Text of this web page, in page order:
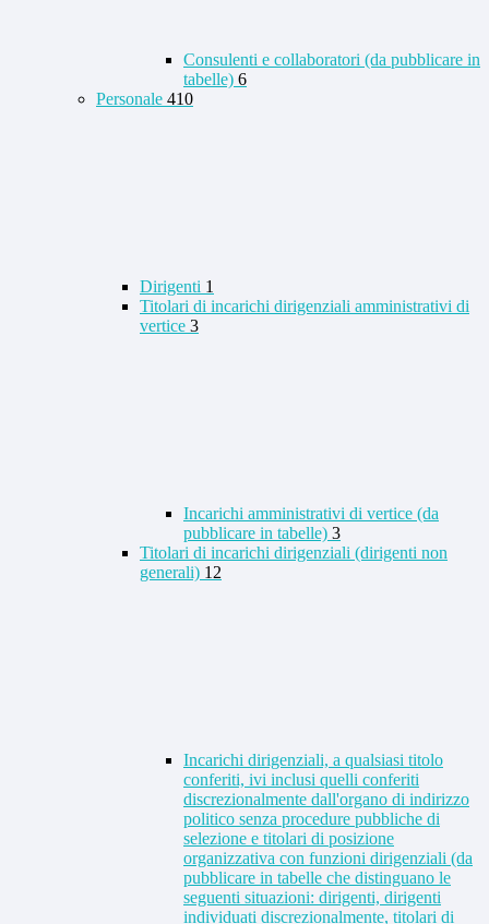
Consulenti e collaboratori (da pubblicare in
tabelle) 6
Personale 410
Dirigenti 1
Titolari di incarichi dirigenziali amministrativi di
vertice 3
Incarichi amministrativi di vertice (da
pubblicare in tabelle) 3
Titolari di incarichi dirigenziali (dirigenti non
generali) 12
Incarichi dirigenziali, a qualsiasi titolo
conferiti, ivi inclusi quelli conferiti
discrezionalmente dall'organo di indirizzo
politico senza procedure pubbliche di
selezione e titolari di posizione
organizzativa con funzioni dirigenziali (da
pubblicare in tabelle che distinguano le
seguenti situazioni: dirigenti, dirigenti
individuati discrezionalmente, titolari di